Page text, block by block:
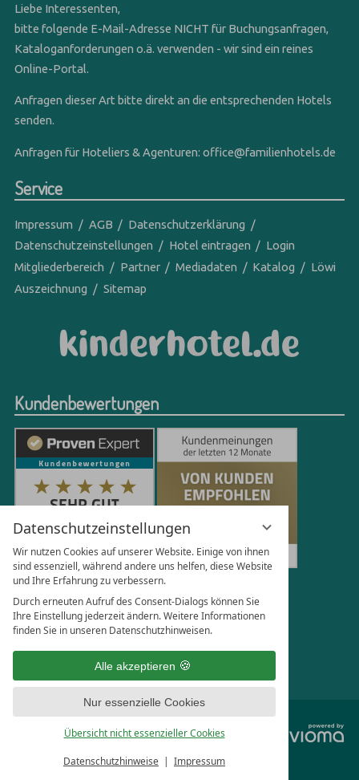
Datenschutzeinstellungen
Wir nutzen Cookies auf unserer Website. Einige von ihnen
sind essenziell, während andere uns helfen, diese Website
und Ihre Erfahrung zu verbessern.
Durch erneuten Aufruf des Consent-Dialogs können Sie
Ihre Einstellung jederzeit ändern. Weitere Informationen
finden Sie in unseren Datenschutzhinweisen.
Alle akzeptieren
Nur essenzielle Cookies
Übersicht nicht essenzieller Cookies
Datenschutzhinweise Impressum
Liebe Interessenten,
bitte folgende E-Mail-Adresse NICHT für Buchungsanfragen,
Kataloganforderungen o.ä. verwenden - wir sind ein reines
Online-Portal.
Anfragen dieser Art bitte direkt an die entsprechenden Hotels
senden.
Anfragen für Hoteliers & Agenturen:office@familienhotels.de
Service
Impressum AGB
Datenschutzerklärung
Datenschutzeinstellungen
Hotel eintragen
Login
Mitgliederbereich
Partner Mediadaten Katalog
Löwi
Auszeichnung
Sitemap
Kundenbewertungen